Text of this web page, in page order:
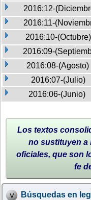
2016:12-
2016:11-
2016:10-(Octubre)
2016:09-
2016:08-(Agosto)
2016:07-(Julio)
2016:06-(Junio)
Los textos
no sustituyen a
oficiales, que son
fe
Búsquedas en